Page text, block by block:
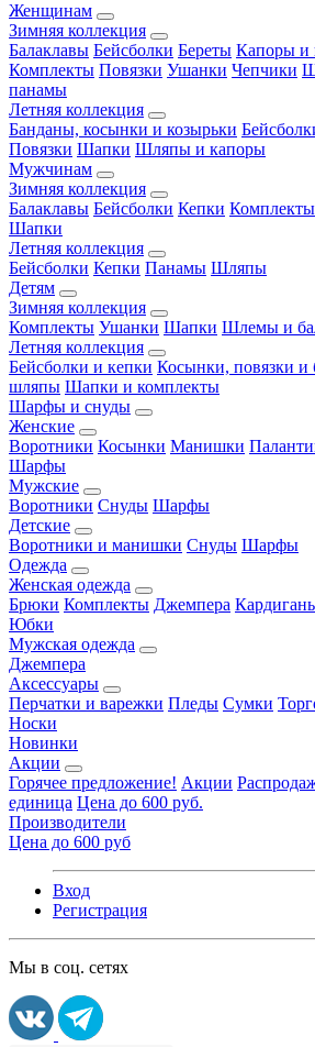
Женщинам
Зимняя коллекция
Балаклавы Бейсболки Береты Капоры
Комплекты Повязки Ушанки Чепчики
панамы
Летняя коллекция
Банданы, косынки и козырьки
Повязки Шапки Шляпы и капоры
Мужчинам
Зимняя коллекция
Балаклавы Бейсболки Кепки Комплекты
Шапки
Летняя коллекция
Бейсболки Кепки Панамы Шляпы
Детям
Зимняя коллекция
Комплекты Ушанки Шапки Шлемы и
Летняя коллекция
Бейсболки и кепки Косынки, повязки и
шляпы Шапки и комплекты
Шарфы и снуды
Женские
Воротники Косынки Манишки
Шарфы
Мужские
Воротники Снуды Шарфы
Детские
Воротники и манишки Снуды Шарфы
Одежда
Женская одежда
Брюки Комплекты Джемпера
Юбки
Мужская одежда
Джемпера
Аксессуары
Перчатки и варежки Пледы Сумки
Носки
Новинки
Акции
Горячее предложение! Акции
единица Цена до 600 руб.
Производители
Цена до 600 руб
Вход
Регистрация
Мы в соц. сетях